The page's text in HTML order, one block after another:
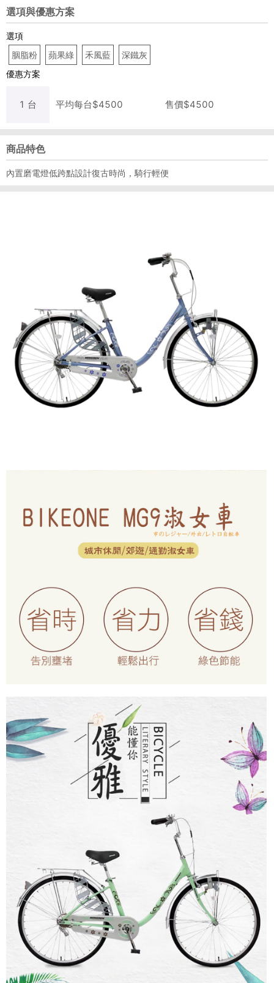
選項與優惠方案
選項
胭脂粉
蘋果綠 禾風藍
深鐵灰
優惠方案
1 台 平均每台$4500 售價$4500
商品特色